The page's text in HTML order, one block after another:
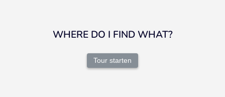
WHERE DO I FIND WHAT?
Tour starten